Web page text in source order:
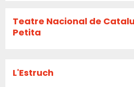
Teatre Nacional de
Petita
L'Estruch